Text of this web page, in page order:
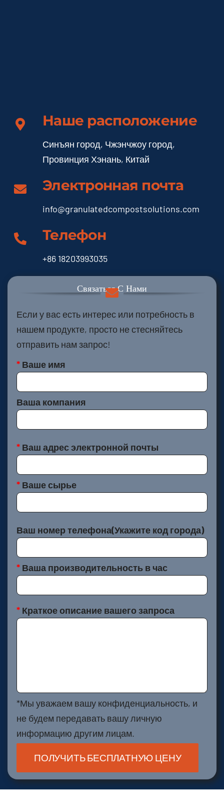
Наше расположение
Синъян город, Чжэнчжоу город,
Провинция Хэнань, Китай
Электронная почта
info@granulatedcompostsolutions.com
Телефон
+86 18203993035
Связаться С Нами
Если у вас есть интерес или потребность в
нашем продукте, просто не стесняйтесь
отправить нам запрос!
*Ваше имя
Ваша компания
*Ваш адрес электронной почты
*Ваше сырье
Ваш номер телефона(Укажите код города)
*Ваша производительность в час
*Краткое описание вашего запроса
*Мы уважаем вашу конфиденциальность, и
не будем передавать вашу личную
информацию другим лицам.